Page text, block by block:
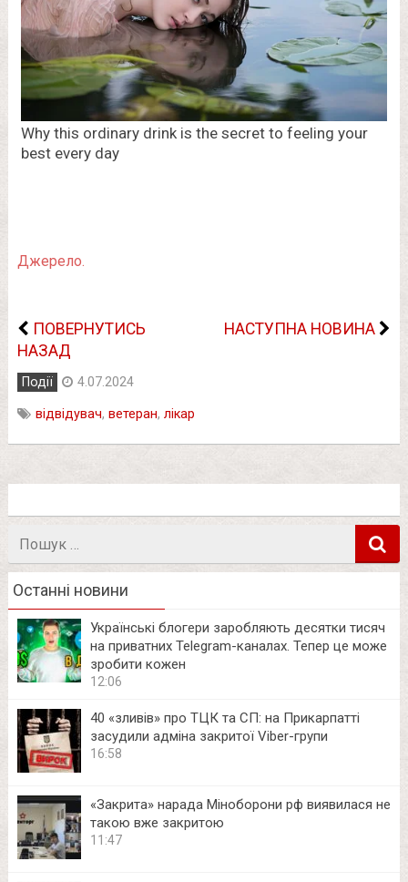
Джерело.
ПОВЕРНУТИСЬ
НАЗАД
НАСТУПНА НОВИНА
Події 4.07.2024
відвідувач, ветеран, лікар
Останні новини
Українські блогери заробляють десятки тисяч
на приватних Telegram-каналах. Тепер це може
зробити кожен
12:06
40 «зливів» про ТЦК та СП: на Прикарпатті
засудили адміна закритої Viber-групи
16:58
«Закрита» нарада Міноборони рф виявилася не
такою вже закритою
11:47